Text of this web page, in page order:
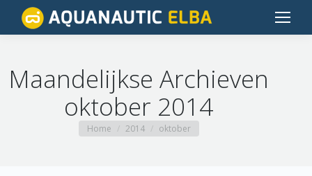
Maandelijkse Archieven
oktober 2014
Je bent hier:
Home 2014 oktober